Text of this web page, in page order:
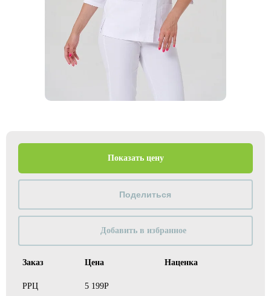
Заказ Цена Наценка
РРЦ 5 199Р
Показать цену
Добавить в избранное